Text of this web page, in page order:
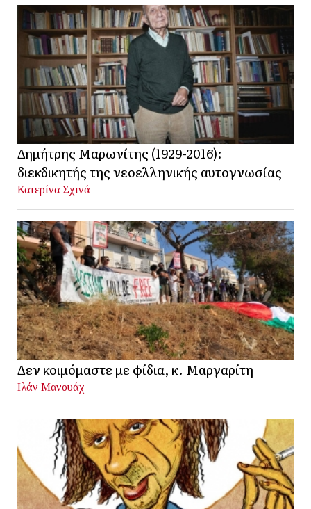
Δημήτρης Μαρωνίτης (1929-2016):
διεκδικητής της νεοελληνικής αυτογνωσίας
Κατερίνα Σχινά
Δεν κοιμόμαστε με φίδια, κ. Μαργαρίτη
Ιλάν Μανουάχ